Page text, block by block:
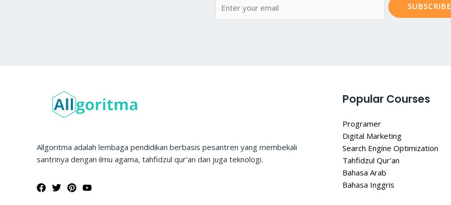
SUBSCRIBE
Allgoritma adalah lembaga pendidikan berbasis pesantren yang membekali
santrinya dengan ilmu agama, tahfidzul qur’an dan juga teknologi.
Popular Courses
Programer
Digital Marketing
Search Engine Optimization
Tahfidzul Qur’an
Bahasa Arab
Bahasa Inggris